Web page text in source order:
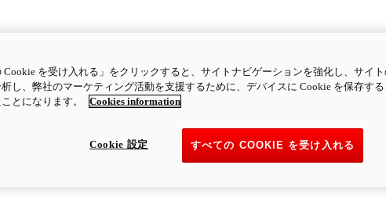
Cookie を受け入れる」をクリックすると、サイトナビゲーションを強化し、サイ
し、弊社のマーケティング活動を支援するために、デバイスに Cookie を保存する
とになります。
Cookies information
すべての COOKIE を受け入れる
Cookie 設定